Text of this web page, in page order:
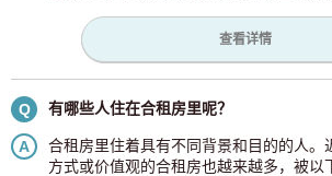
查看详情
Q 有哪些人住在合租房里呢？
A
合租房里住着具有不同背景和目的的人。
方式或价值观的合租房也越来越多，被以